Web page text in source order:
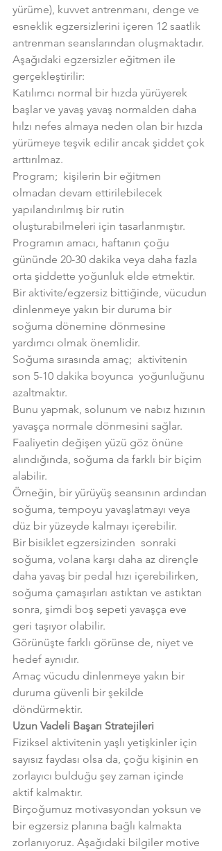
yürüme), kuvvet antrenmanı, denge ve
esneklik egzersizlerini içeren 12 saatlik
antrenman seanslarından oluşmaktadır.
Aşağıdaki egzersizler eğitmen ile
gerçekleştirilir:
Katılımcı normal bir hızda yürüyerek
başlar ve yavaş yavaş normalden daha
hılzı nefes almaya neden olan bir hızda
yürümeye teşvik edilir ancak şiddet çok
arttırılmaz.
Program;  kişilerin bir eğitmen
olmadan devam ettirilebilecek
yapılandırılmış bir rutin
oluşturabilmeleri için tasarlanmıştır.
Programın amacı, haftanın çoğu
gününde 20-30 dakika veya daha fazla
orta şiddette yoğunluk elde etmektir.
Bir aktivite/egzersiz bittiğinde, vücudun
dinlenmeye yakın bir duruma bir
soğuma dönemine dönmesine
yardımcı olmak önemlidir.
Soğuma sırasında amaç;  aktivitenin
son 5-10 dakika boyunca  yoğunluğunu
azaltmaktır.
Bunu yapmak, solunum ve nabız hızının
yavaşça normale dönmesini sağlar.
Faaliyetin değişen yüzü göz önüne
alındığında, soğuma da farklı bir biçim
alabilir.
Örneğin, bir yürüyüş seansının ardından
soğuma, tempoyu yavaşlatmayı veya
düz bir yüzeyde kalmayı içerebilir.
Bir bisiklet egzersizinden  sonraki
soğuma, volana karşı daha az dirençle
daha yavaş bir pedal hızı içerebilirken,
soğuma çamaşırları astıktan ve astıktan
sonra, şimdi boş sepeti yavaşça eve
geri taşıyor olabilir.
Görünüşte farklı görünse de, niyet ve
hedef aynıdır.
Amaç vücudu dinlenmeye yakın bir
duruma güvenli bir şekilde
döndürmektir.
Uzun Vadeli Başarı Stratejileri
Fiziksel aktivitenin yaşlı yetişkinler için
sayısız faydası olsa da, çoğu kişinin en
zorlayıcı bulduğu şey zaman içinde
aktif kalmaktır.
Birçoğumuz motivasyondan yoksun ve
bir egzersiz planına bağlı kalmakta
zorlanıyoruz. Aşağıdaki bilgiler motive